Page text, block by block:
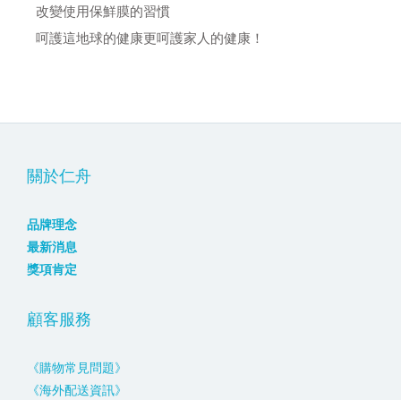
改變使用保鮮膜的習慣
呵護這地球的健康更呵護家人的健康！
關於仁舟
品牌理念
最新消息
獎項肯定
顧客服務
《購物常見問題》
《海外配送資訊》